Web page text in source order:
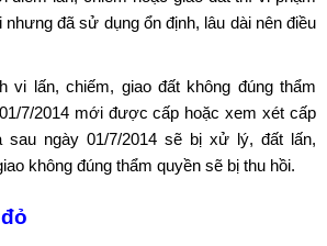
nhưng đã sử dụng ổn định, lâu dài nên điều
vi lấn, chiếm, giao đất không đúng thẩm
7/2014 mới được cấp hoặc xem xét cấp
sau ngày 01/7/2014 sẽ bị xử lý, đất lấn,
không đúng thẩm quyền sẽ bị thu hồi.